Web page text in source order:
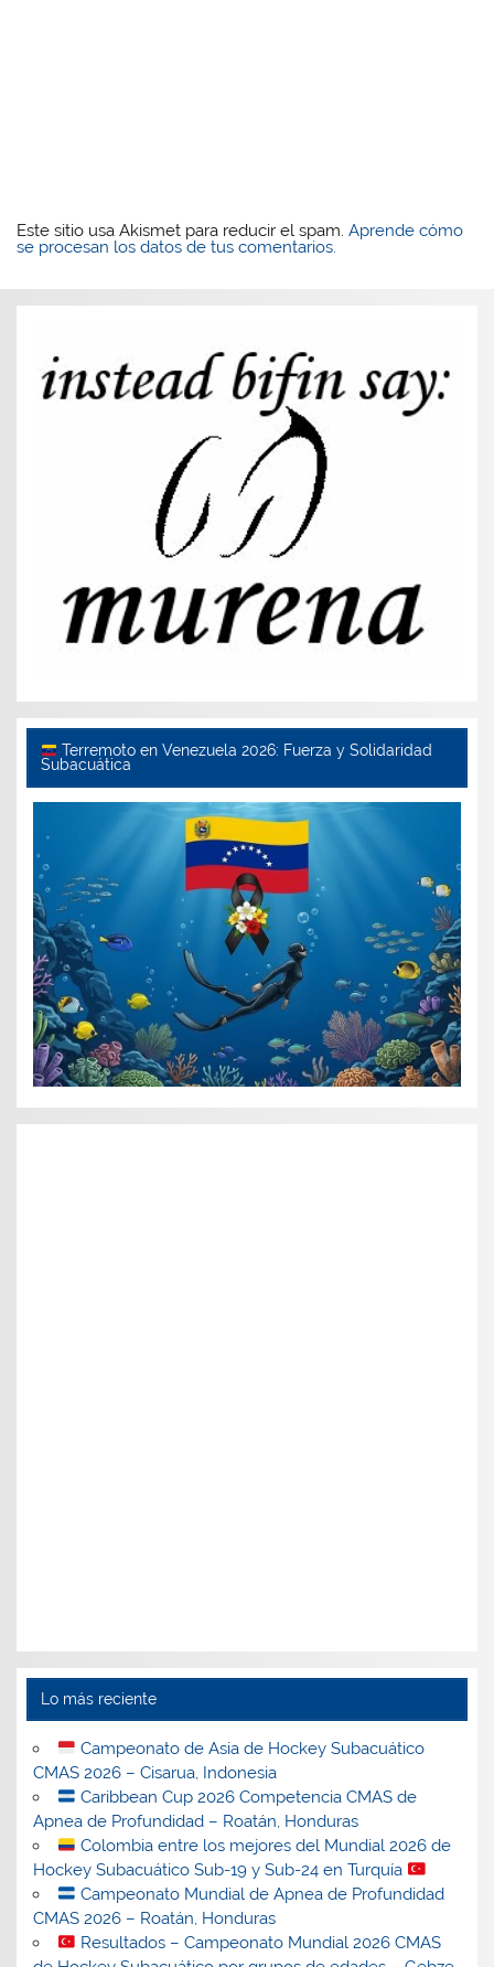
Este sitio usa Akismet para reducir el spam.Aprende cómo
se procesan los datos de tus comentarios.
Terremoto en Venezuela 2026: Fuerza y Solidaridad
Subacuática
Lo más reciente
Campeonato de Asia de Hockey Subacuático
CMAS 2026 – Cisarua, Indonesia
Caribbean Cup 2026 Competencia CMAS de
Apnea de Profundidad – Roatán, Honduras
Colombia entre los mejores del Mundial 2026 de
Hockey Subacuático Sub-19 y Sub-24 en Turquía
Campeonato Mundial de Apnea de Profundidad
CMAS 2026 – Roatán, Honduras
Resultados – Campeonato Mundial 2026 CMAS